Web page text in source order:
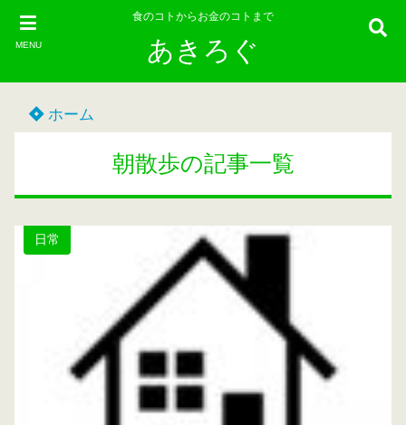
MENU
食のコトからお金のコトまで
あきろぐ
ホーム
朝散歩の記事一覧
日常